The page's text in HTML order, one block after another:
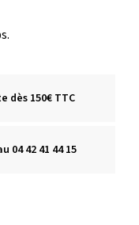
dès 150€ TTC
04 42 41 44 15